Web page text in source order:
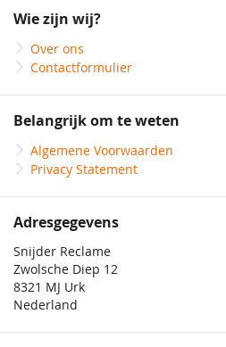
nieuwsbrief
Wie zijn wij?
Over ons
Contactformulier
Belangrijk om te weten
Algemene Voorwaarden
Privacy Statement
Adresgegevens
Snijder Reclame
Zwolsche Diep 12
8321 MJ Urk
Nederland